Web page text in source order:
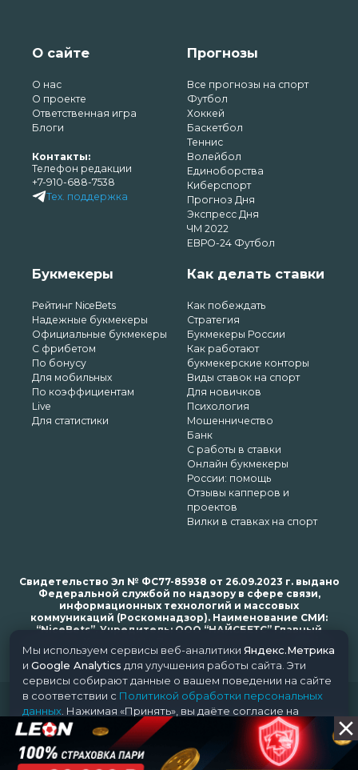
О сайте
О нас
О проекте
Ответственная игра
Блоги
Контакты:
Телефон редакции
+7-910-688-7538
Тех. поддержка
Прогнозы
Все прогнозы на спорт
Футбол
Хоккей
Баскетбол
Теннис
Волейбол
Единоборства
Киберспорт
Прогноз Дня
Экспресс Дня
ЧМ 2022
ЕВРО-24 Футбол
Букмекеры
Рейтинг NiceBets
Надежные букмекеры
Официальные букмекеры
С фрибетом
По бонусу
Для мобильных
По коэффициентам
Live
Для статистики
Как делать ставки
Как побеждать
Стратегия
Букмекеры России
Как работают
букмекерские конторы
Виды ставок на спорт
Для новичков
Психология
Мошенничество
Банк
С работы в ставки
Онлайн букмекеры
России: помощь
Отзывы капперов и
проектов
Вилки в ставках на спорт
Свидетельство Эл № ФС77-85938 от 26.09.2023 г. выдано
Федеральной службой по надзору в сфере связи,
информационных технологий и массовых
коммуникаций (Роскомнадзор). Наименование СМИ:
“NiceBets”. Учредитель: ООО “НАЙСБЕТС” Главный
bets.ru
© 2018-2024 NiceBets. 18+
Мы используем сервисы веб-аналитики Яндекс.Метрика
и Google Analytics для улучшения работы сайта. Эти
сервисы собирают данные о вашем поведении на сайте
в соответствии с Политикой обработки персональных
данных . Нажимая «Принять», вы даёте согласие на
обработку ваших данных этими сервисами.
Принять Отклонить